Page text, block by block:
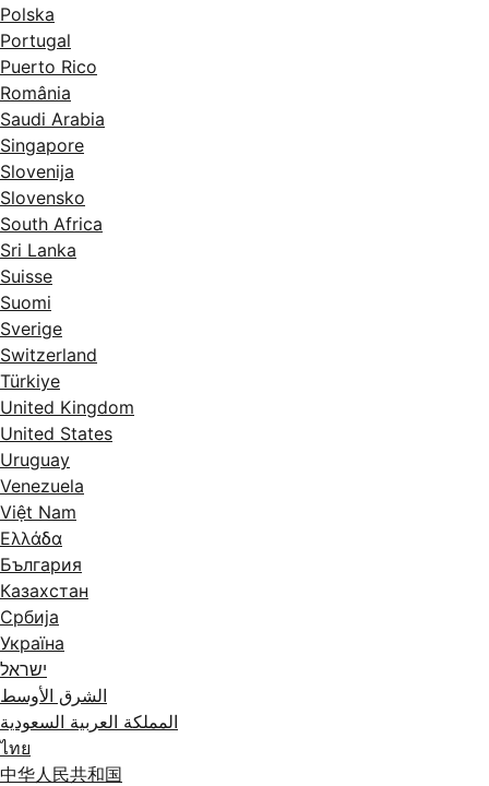
Polska
Portugal
Puerto Rico
România
Saudi Arabia
Singapore
Slovenija
Slovensko
South Africa
Sri Lanka
Suisse
Suomi
Sverige
Switzerland
Türkiye
United Kingdom
United States
Uruguay
Venezuela
Việt Nam
Ελλάδα
България
Казахстан
Србија
Україна
ישראל
الشرق الأوسط
المملكة العربية السعودية
ไทย
中华人民共和国